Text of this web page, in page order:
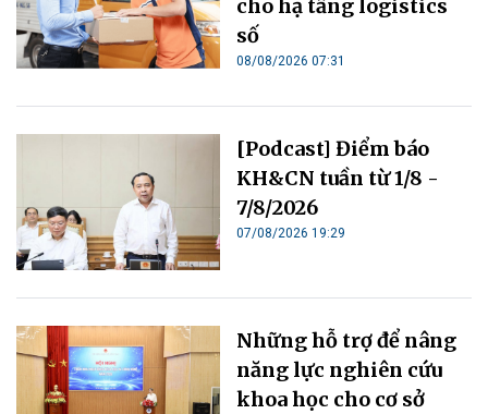
cho hạ tầng logistics
số
08/08/2026 07:31
[Podcast] Điểm báo
KH&CN tuần từ 1/8 -
7/8/2026
07/08/2026 19:29
Những hỗ trợ để nâng
năng lực nghiên cứu
khoa học cho cơ sở